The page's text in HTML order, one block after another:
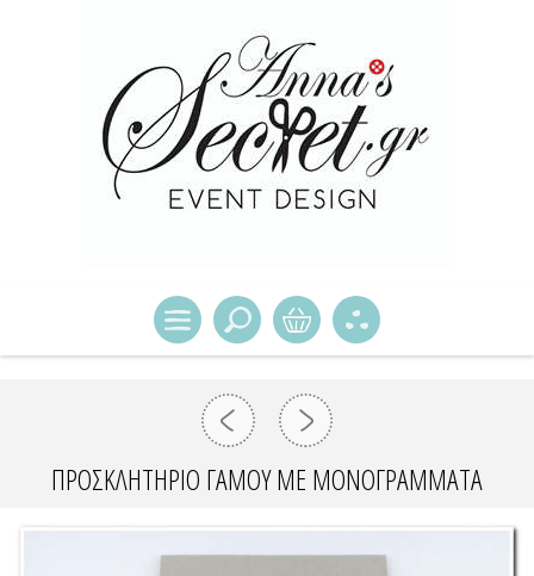
ΠΡΟΣΚΛΗΤΉΡΙΟ ΓΆΜΟΥ ΜΕ ΜΟΝΟΓΡΆΜΜΑΤΑ